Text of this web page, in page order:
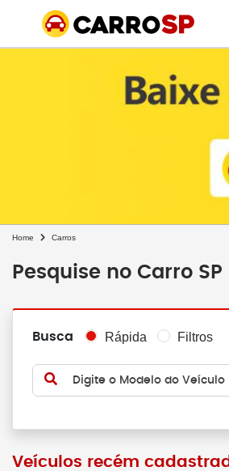
Home Carros
Pesquise no Carro
Busca Rápida Filtros
Digite o Modelo do Veículo
Veículos recém